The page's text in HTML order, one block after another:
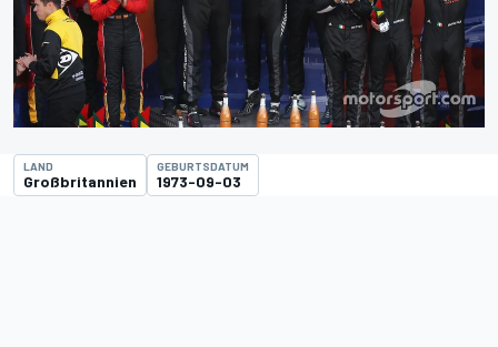
LAND
Großbritannien
GEBURTSDATUM
1973-09-03